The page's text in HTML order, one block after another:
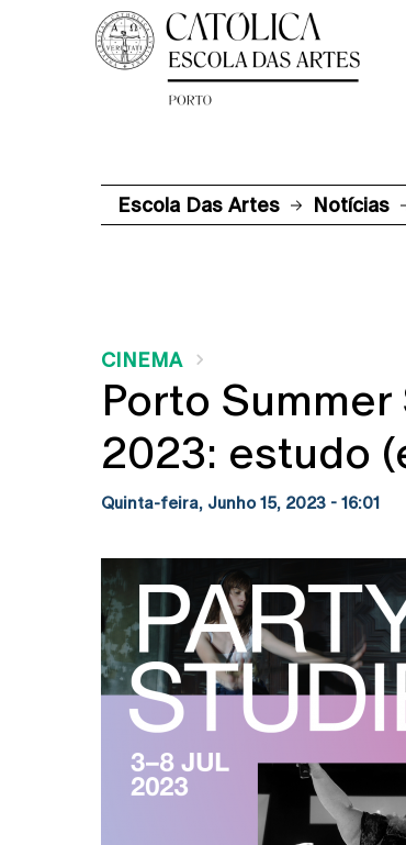
Escola Das Artes Notícias
CINEMA
Porto
2023: estudo
Quinta-feira, Junho 15, 2023 - 16:01